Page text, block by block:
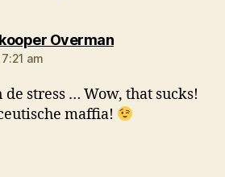
Overmanzegt:
am
stress … Wow, that sucks!
maffia!